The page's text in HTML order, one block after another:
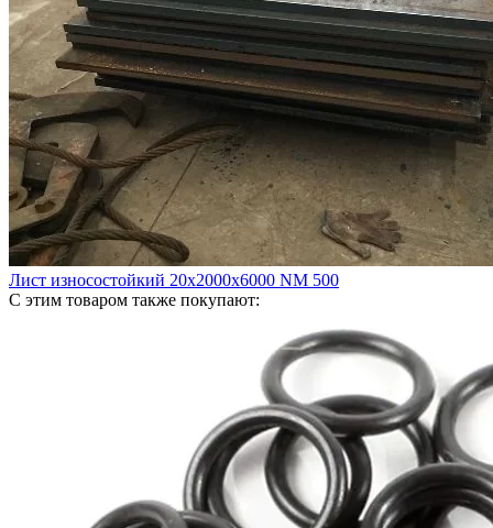
Лист износостойкий 20х2000х6000 NM 500
С этим товаром также покупают: